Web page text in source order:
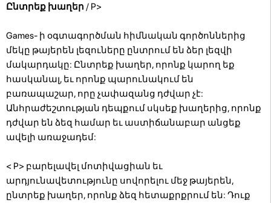
Ընտրեք խաղեր / P>
Games- ի օգտագործման հիմնական գործոններից
մեկը թայերեն լեզուները ընտրում են ձեր լեզվի
մակարդակը: Ընտրեք խաղեր, որոնք կարող եք
հասկանալ, եւ որոնք պարունակում են
բառապաշար, որը չափազանց դժվար չէ:
Անհրաժեշտության դեպքում սկսեք խաղերից, որոնք
դժվար են ձեզ համար եւ աստիճանաբար անցեք
ավելի առաջադեմ:
< P> բարելավել մոտիվացիան եւ
արդյունավետությունը սովորելու մեջ թայերեն,
ընտրեք խաղեր, որոնք ձեզ հետաքրքրում են: Դուք